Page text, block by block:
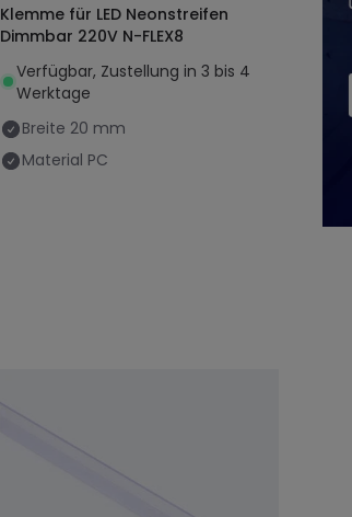
Klemme für LED Neonstreifen
Dimmbar 220V N-FLEX8
Verfügbar, Zustellung in 3 bis 4
Werktage
Breite 20 mm
Material PC